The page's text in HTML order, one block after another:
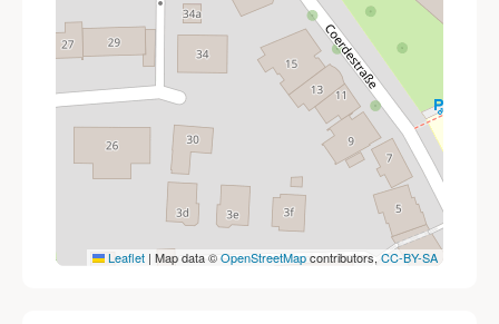
Leaflet | Map data ©OpenStreetMapcontributors, CC-BY-SA